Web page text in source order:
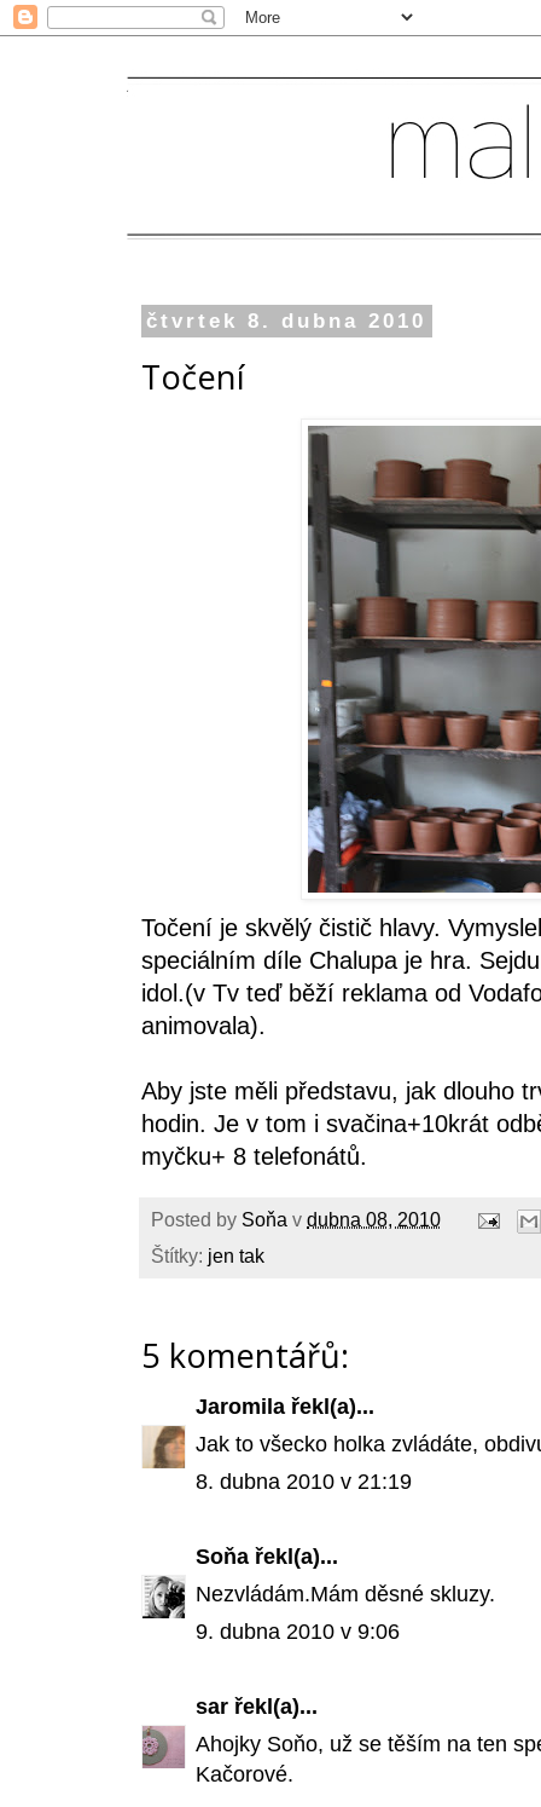
čtvrtek 8. dubna 2010
Točení
Točení je skvělý čistič hlavy.
speciálním díle Chalupa je hra.
idol.(v Tv teď běží reklama od
animovala).
Aby jste měli představu, jak dlouho
hodin. Je v tom i svačina+10krát
myčku+ 8 telefonátů.
Posted by Soňa v dubna 08, 2010
Štítky: jen tak
5 komentářů:
Jaromila řekl(a)...
Jak to všecko holka zvládáte,
8. dubna 2010 v 21:19
Soňa řekl(a)...
Nezvládám.Mám děsné skluzy.
9. dubna 2010 v 9:06
sar řekl(a)...
Ahojky Soňo, už se těším na ten
Kačorové.